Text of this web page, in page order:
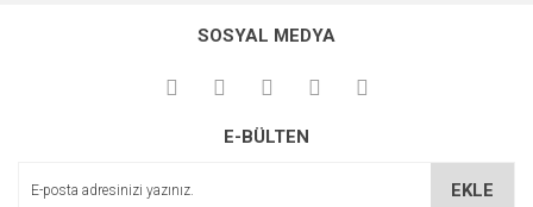
Aynur KANDUR | 13/03/2024
kullanarak tarafımıza iletebilirsiniz.
Görüş ve önerileriniz için teşekkür ederiz.
Ürün açıklamasında eksik bilgiler bulunuyor.
SOSYAL MEDYA
E-BÜLTEN
EKLE